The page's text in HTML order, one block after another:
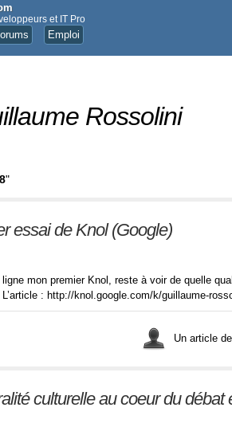
et IT Pro
Emploi
Rossolini
"
essai de Knol (Google)
mon premier Knol, reste à voir de quelle
: http://knol.google.com/k/guillaume-
Un article
culturelle au coeur du débat